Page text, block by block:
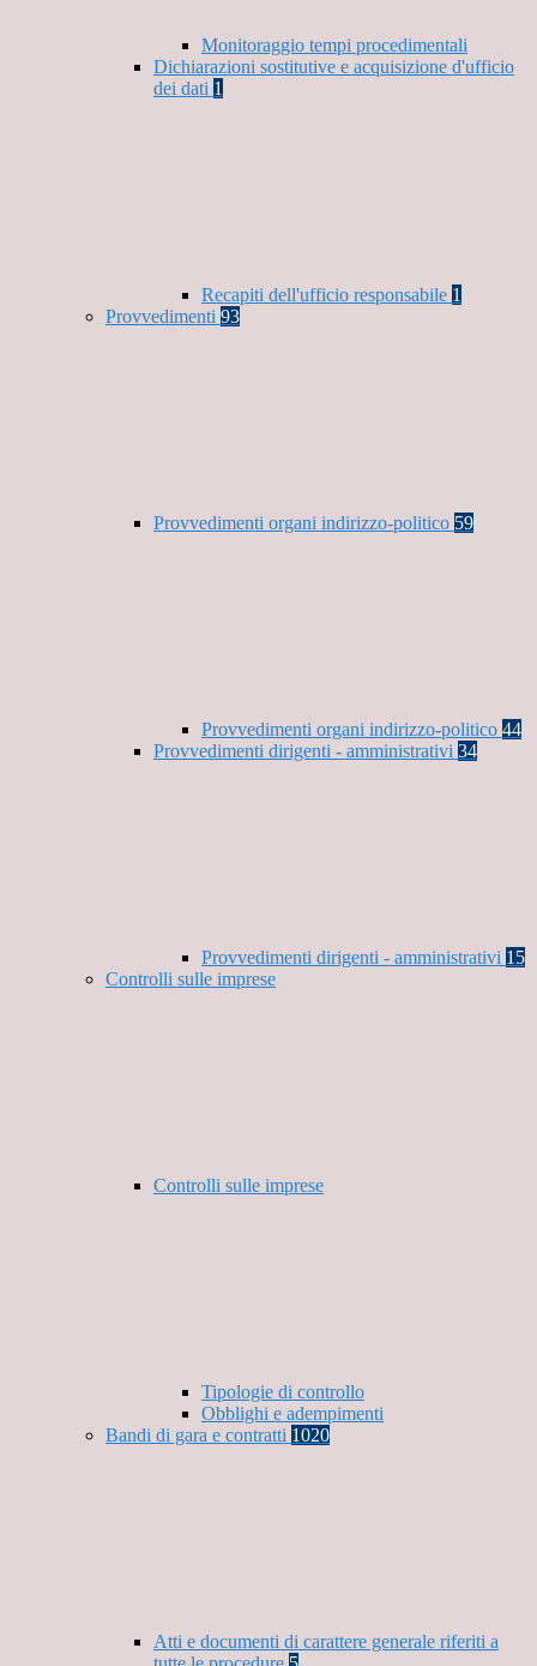
Monitoraggio tempi procedimentali
Dichiarazioni sostitutive e acquisizione d'ufficio
dei dati 1
Recapiti dell'ufficio responsabile 1
Provvedimenti 93
Provvedimenti organi indirizzo-politico 59
Provvedimenti organi indirizzo-politico 44
Provvedimenti dirigenti - amministrativi 34
Provvedimenti dirigenti - amministrativi 15
Controlli sulle imprese
Controlli sulle imprese
Tipologie di controllo
Obblighi e adempimenti
Bandi di gara e contratti 1020
Atti e documenti di carattere generale riferiti a